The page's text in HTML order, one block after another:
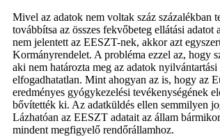
Mivel az adatok nem voltak száz százalékban
továbbítsa az összes fekvőbeteg ellátási
nem jelentett az EESZT-nek, akkor azt
Kormányrendelet. A probléma ezzel az, hogy
aki nem határozta meg az adatok
elfogadhatatlan. Mint ahogyan az is, hogy az
eredményes gyógykezelési tevékenységének
bővítették ki. Az adatküldés ellen semmilyen
Lázhatóan az EESZT adatait az állam
mindent megfigyelő rendőrállamhoz.